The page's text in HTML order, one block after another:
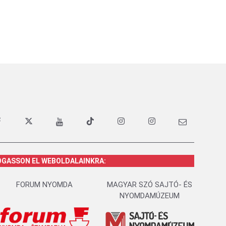
EL WEBOLDALAINKRA:
FORUM NYOMDA
MAGYAR SZÓ SAJTÓ- ÉS
NYOMDAMÚZEUM